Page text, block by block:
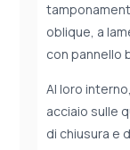
oblique, a
con pannello
Al loro
acciaio sulle
di chiusura e